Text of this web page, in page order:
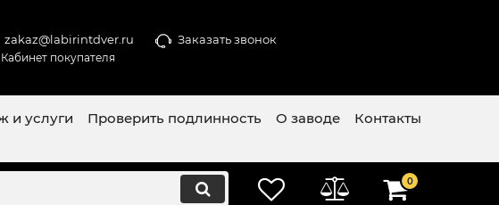
zakaz@labirintdver.ru Заказать звонок
Кабинет покупателя
и услуги Проверить подлинность О заводе
Контакты
0